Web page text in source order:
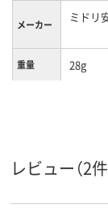
メーカー ミドリ
重量 28g
レビュー（2件